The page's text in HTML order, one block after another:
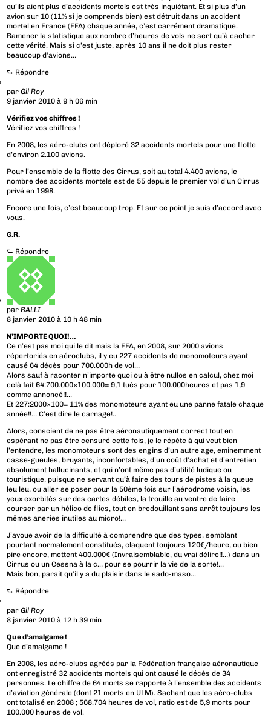
qu’ils aient plus d’accidents mortels est très inquiétant. Et si plus d’un
avion sur 10 (11% si je comprends bien) est détruit dans un accident
mortel en France (FFA) chaque année, c’est carrément dramatique.
Ramener la statistique aux nombre d’heures de vols ne sert qu’à cacher
cette vérité. Mais si c’est juste, après 10 ans il ne doit plus rester
beaucoup d’avions…
⮑ Répondre
parGil Roy
9 janvier 2010 à 9 h 06 min
Vérifiez vos chiffres !
Vérifiez vos chiffres !
En 2008, les aéro-clubs ont déploré 32 accidents mortels pour une flotte
d’environ 2.100 avions.
Pour l’ensemble de la flotte des Cirrus, soit au total 4.400 avions, le
nombre des accidents mortels est de 55 depuis le premier vol d’un Cirrus
privé en 1998.
Encore une fois, c’est beaucoup trop. Et sur ce point je suis d’accord avec
vous.
G.R.
⮑ Répondre
parBALLI
8 janvier 2010 à 10 h 48 min
N’IMPORTE QUOI!…
Ce n’est pas moi qui le dit mais la FFA, en 2008, sur 2000 avions
répertoriés en aéroclubs, il y eu 227 accidents de monomoteurs ayant
causé 64 décès pour 700.000h de vol…
Alors sauf à raconter n’importe quoi ou à être nullos en calcul, chez moi
celà fait 64:700.000×100.000= 9,1 tués pour 100.000heures et pas 1,9
comme annoncé!!…
Et 227:2000×100= 11% des monomoteurs ayant eu une panne fatale chaque
année!!… C’est dire le carnage!..
Alors, conscient de ne pas être aéronautiquement correct tout en
espérant ne pas être censuré cette fois, je le répète à qui veut bien
l’entendre, les monomoteurs sont des engins d’un autre age, eminemment
casse-gueules, bruyants, inconfortables, d’un coût d’achat et d’entretien
absolument hallucinants, et qui n’ont même pas d’utilité ludique ou
touristique, puisque ne servant qu’à faire des tours de pistes à la queue
leu leu, ou aller se poser pour la 50ème fois sur l’aérodrome voisin, les
yeux exorbités sur des cartes débiles, la trouille au ventre de faire
courser par un hélico de flics, tout en bredouillant sans arrêt toujours les
mêmes aneries inutiles au micro!…
J’avoue avoir de la difficulté à comprendre que des types, semblant
pourtant normalement constitués, claquent toujours 120€/heure, ou bien
pire encore, mettent 400.000€ (Invraisemblable, du vrai délire!!…) dans un
Cirrus ou un Cessna à la c.., pour se pourrir la vie de la sorte!…
Mais bon, parait qu’il y a du plaisir dans le sado-maso…
⮑ Répondre
parGil Roy
8 janvier 2010 à 12 h 39 min
Que d’amalgame !
Que d’amalgame !
En 2008, les aéro-clubs agréés par la Fédération française aéronautique
ont enregistré 32 accidents mortels qui ont causé le décès de 34
personnes. Le chiffre de 64 morts se rapporte à l’ensemble des accidents
d’aviation générale (dont 21 morts en ULM). Sachant que les aéro-clubs
ont totalisé en 2008 ; 568.704 heures de vol, ratio est de 5,9 morts pour
100.000 heures de vol.